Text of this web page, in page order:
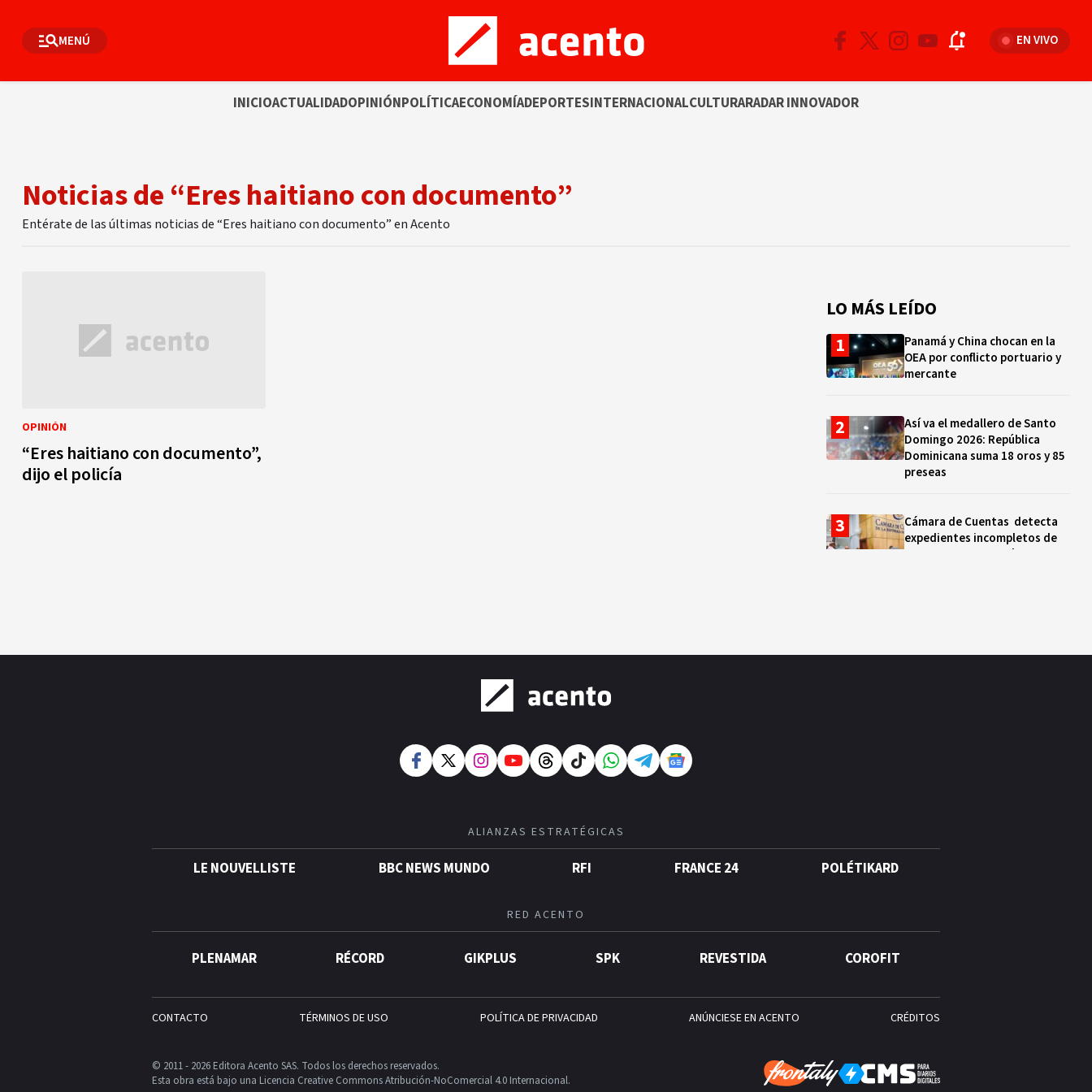
MENÚ EN VIVO
INICIOACTUALIDADOPINIÓNPOLÍTICAECONOMÍADEPORTESINTERNACIONALCULTURARADAR INNOVADOR
Noticias de “Eres haitiano con documento”
Entérate de las últimas noticias de “Eres haitiano con documento” en Acento
OPINIÓN
“Eres haitiano con documento”,
dijo el policía
LO MÁS LEÍDO
Panamá y China chocan en la
OEA por conflicto portuario y
mercante
Así va el medallero de Santo
Domingo 2026: República
Dominicana suma 18 oros y 85
preseas
Cámara de Cuentas detecta
expedientes incompletos de
operaciones por RD$16,600
dominicana que rompió un
comercio moderno en
ALIANZAS ESTRATÉGICAS
LE NOUVELLISTE BBC NEWS MUNDO RFI FRANCE 24 POLÉTIKARD
RED ACENTO
PLENAMAR RÉCORD GIKPLUS SPK REVESTIDA COROFIT
CONTACTO TÉRMINOS DE USO POLÍTICA DE PRIVACIDAD ANÚNCIESE EN ACENTO CRÉDITOS
© 2011 - 2026 Editora Acento SAS. Todos los derechos reservados.
Esta obra está bajo una Licencia Creative Commons Atribución-NoComercial 4.0 Internacional.